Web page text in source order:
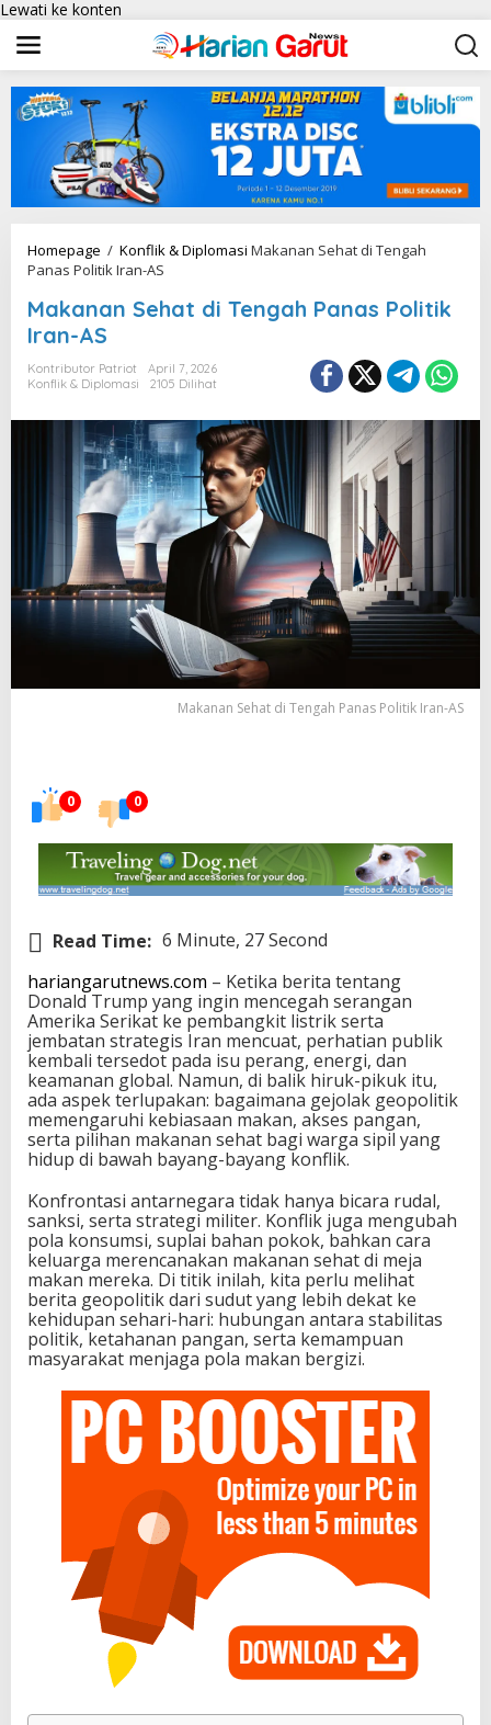
Lewati ke konten
Homepage / Konflik & Diplomasi Makanan Sehat di Tengah
Panas Politik Iran-AS
Makanan Sehat di Tengah Panas Politik
Iran-AS
Kontributor Patriot
April 7, 2026
Konflik & Diplomasi
2105 Dilihat
Makanan Sehat di Tengah Panas Politik Iran-AS
0 0
Read Time: 6 Minute, 27 Second
hariangarutnews.com – Ketika berita tentang
Donald Trump yang ingin mencegah serangan
Amerika Serikat ke pembangkit listrik serta
jembatan strategis Iran mencuat, perhatian publik
kembali tersedot pada isu perang, energi, dan
keamanan global. Namun, di balik hiruk-pikuk itu,
ada aspek terlupakan: bagaimana gejolak geopolitik
memengaruhi kebiasaan makan, akses pangan,
serta pilihan makanan sehat bagi warga sipil yang
hidup di bawah bayang-bayang konflik.
Konfrontasi antarnegara tidak hanya bicara rudal,
sanksi, serta strategi militer. Konflik juga mengubah
pola konsumsi, suplai bahan pokok, bahkan cara
keluarga merencanakan makanan sehat di meja
makan mereka. Di titik inilah, kita perlu melihat
berita geopolitik dari sudut yang lebih dekat ke
kehidupan sehari-hari: hubungan antara stabilitas
politik, ketahanan pangan, serta kemampuan
masyarakat menjaga pola makan bergizi.